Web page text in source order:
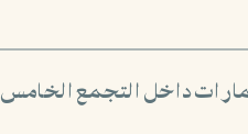
داخل التجمع الخامس